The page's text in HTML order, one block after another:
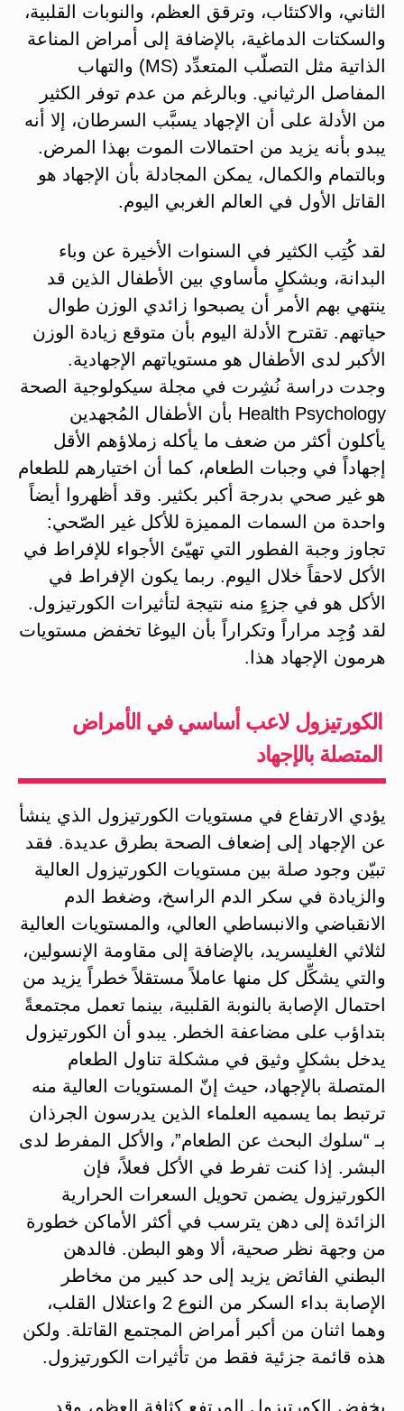
الثاني، والاكتئاب، وترقق العظم، والنوبات القلبية،
والسكتات الدماغية، بالإضافة إلى أمراض المناعة
الذاتية مثل التصلّب المتعدِّد (MS) والتهاب
المفاصل الرثياني. وبالرغم من عدم توفر الكثير
من الأدلة على أن الإجهاد يسبَّب السرطان، إلا أنه
يبدو بأنه يزيد من احتمالات الموت بهذا المرض.
وبالتمام والكمال، يمكن المجادلة بأن الإجهاد هو
القاتل الأول في العالم الغربي اليوم.
لقد كُتِب الكثير في السنوات الأخيرة عن وباء
البدانة، وبشكلٍ مأساوي بين الأطفال الذين قد
ينتهي بهم الأمر أن يصبحوا زائدي الوزن طوال
حياتهم. تقترح الأدلة اليوم بأن متوقع زيادة الوزن
الأكبر لدى الأطفال هو مستوياتهم الإجهادية.
وجدت دراسة نُشِرت في مجلة سيكولوجية الصحة
Health Psychology بأن الأطفال المُجهدين
يأكلون أكثر من ضعف ما يأكله زملاؤهم الأقل
إجهاداً في وجبات الطعام، كما أن اختيارهم للطعام
هو غير صحي بدرجة أكبر بكثير. وقد أظهروا أيضاً
واحدة من السمات المميزة للأكل غير الصّحي:
تجاوز وجبة الفطور التي تهيّئ الأجواء للإفراط في
الأكل لاحقاً خلال اليوم. ربما يكون الإفراط في
الأكل هو في جزءٍ منه نتيجة لتأثيرات الكورتيزول.
لقد وُجِد مراراً وتكراراً بأن اليوغا تخفض مستويات
هرمون الإجهاد هذا.
الكورتيزول لاعب أساسي في الأمراض
المتصلة بالإجهاد
يؤدي الارتفاع في مستويات الكورتيزول الذي ينشأ
عن الإجهاد إلى إضعاف الصحة بطرق عديدة. فقد
تبيّن وجود صلة بين مستويات الكورتيزول العالية
والزيادة في سكر الدم الراسخ، وضغط الدم
الانقباضي والانبساطي العالي، والمستويات العالية
لثلاثي الغليسريد، بالإضافة إلى مقاومة الإنسولين،
والتي يشكِّل كل منها عاملاً مستقلاً خطراً يزيد من
احتمال الإصابة بالنوبة القلبية، بينما تعمل مجتمعةً
بتداؤب على مضاعفة الخطر. يبدو أن الكورتيزول
يدخل بشكلٍ وثيق في مشكلة تناول الطعام
المتصلة بالإجهاد، حيث إنّ المستويات العالية منه
ترتبط بما يسميه العلماء الذين يدرسون الجرذان
بـ “سلوك البحث عن الطعام”، والأكل المفرط لدى
البشر. إذا كنت تفرط في الأكل فعلاً، فإن
الكورتيزول يضمن تحويل السعرات الحرارية
الزائدة إلى دهن يترسب في أكثر الأماكن خطورة
من وجهة نظر صحية، ألا وهو البطن. فالدهن
البطني الفائض يزيد إلى حد كبير من مخاطر
الإصابة بداء السكر من النوع 2 واعتلال القلب،
وهما اثنان من أكبر أمراض المجتمع القاتلة. ولكن
هذه قائمة جزئية فقط من تأثيرات الكورتيزول.
يخفض الكورتيزول المرتفع كثافة العظم، وقد